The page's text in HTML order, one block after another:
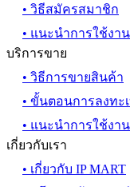
• วิธีสมัครสมาชิก
• แนะนำการใช้งา
บริการขาย
• วิธีการขายสินค้า
• ขั้นตอนการลงทะ
• แนะนำการใช้งา
เกี่ยวกับเรา
• เกี่ยวกับ IP MART